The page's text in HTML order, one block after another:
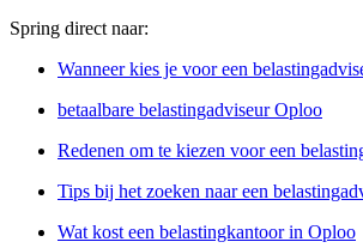
Spring direct naar:
Wanneer kies je voor een
betaalbare belastingadviseur Oploo
Redenen om te kiezen voor een
Tips bij het zoeken naar een
Wat kost een belastingkantoor in Oploo